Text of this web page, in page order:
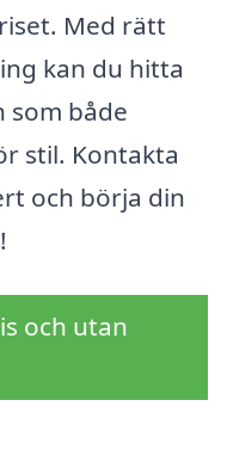
Med rätt
kan du hitta
som både
stil. Kontakta
och börja din
och utan